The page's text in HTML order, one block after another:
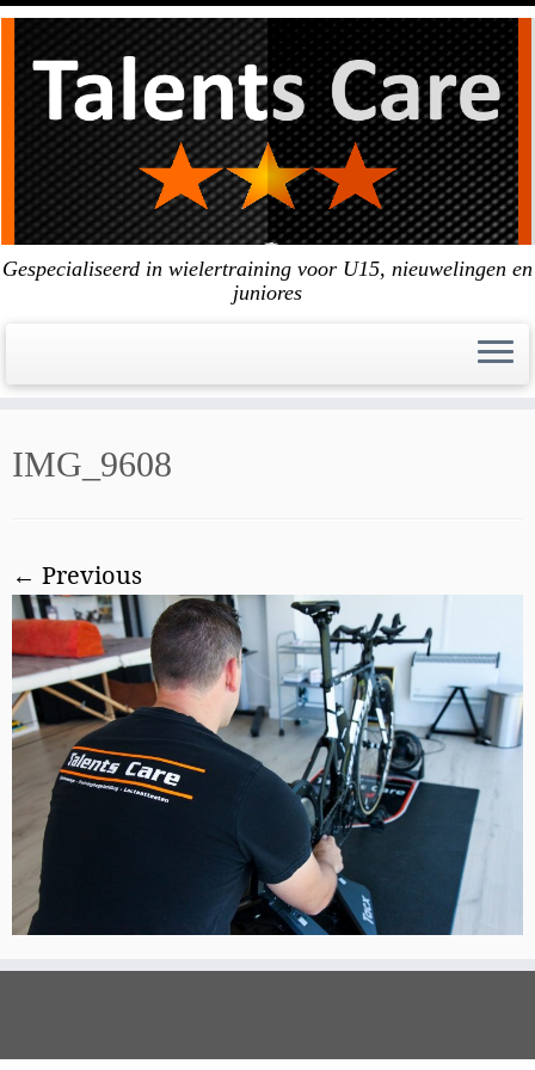
Skip
content
Gespecialiseerd in wielertraining voor U15, nieuwelingen en
juniores
IMG_9608
← Previous